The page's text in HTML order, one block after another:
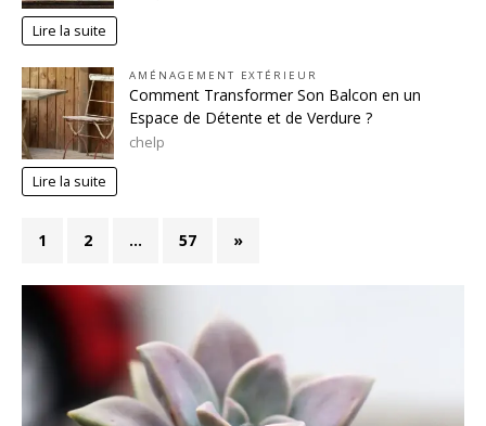
Lire la suite
AMÉNAGEMENT EXTÉRIEUR
Comment Transformer Son Balcon en un
Espace de Détente et de Verdure ?
chelp
Lire la suite
1 2 … 57 »